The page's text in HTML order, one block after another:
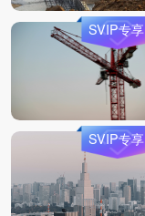
SVIP专享
SVIP专享